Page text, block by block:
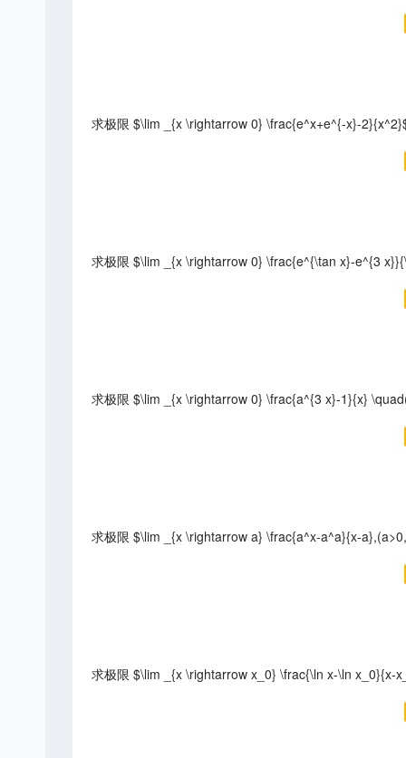
求极限 $\lim _{x \rightarrow 0} \frac{e^x+e^{-x}-
求极限 $\lim _{x \rightarrow 0} \frac{e^{\tan x}-e^{3
求极限 $\lim _{x \rightarrow 0} \frac{a^{3 x}-1}{x}
求极限 $\lim _{x \rightarrow a} \frac{a^x-a^a}{x-
求极限 $\lim _{x \rightarrow x_0} \frac{\ln x-\ln x_0}{x-